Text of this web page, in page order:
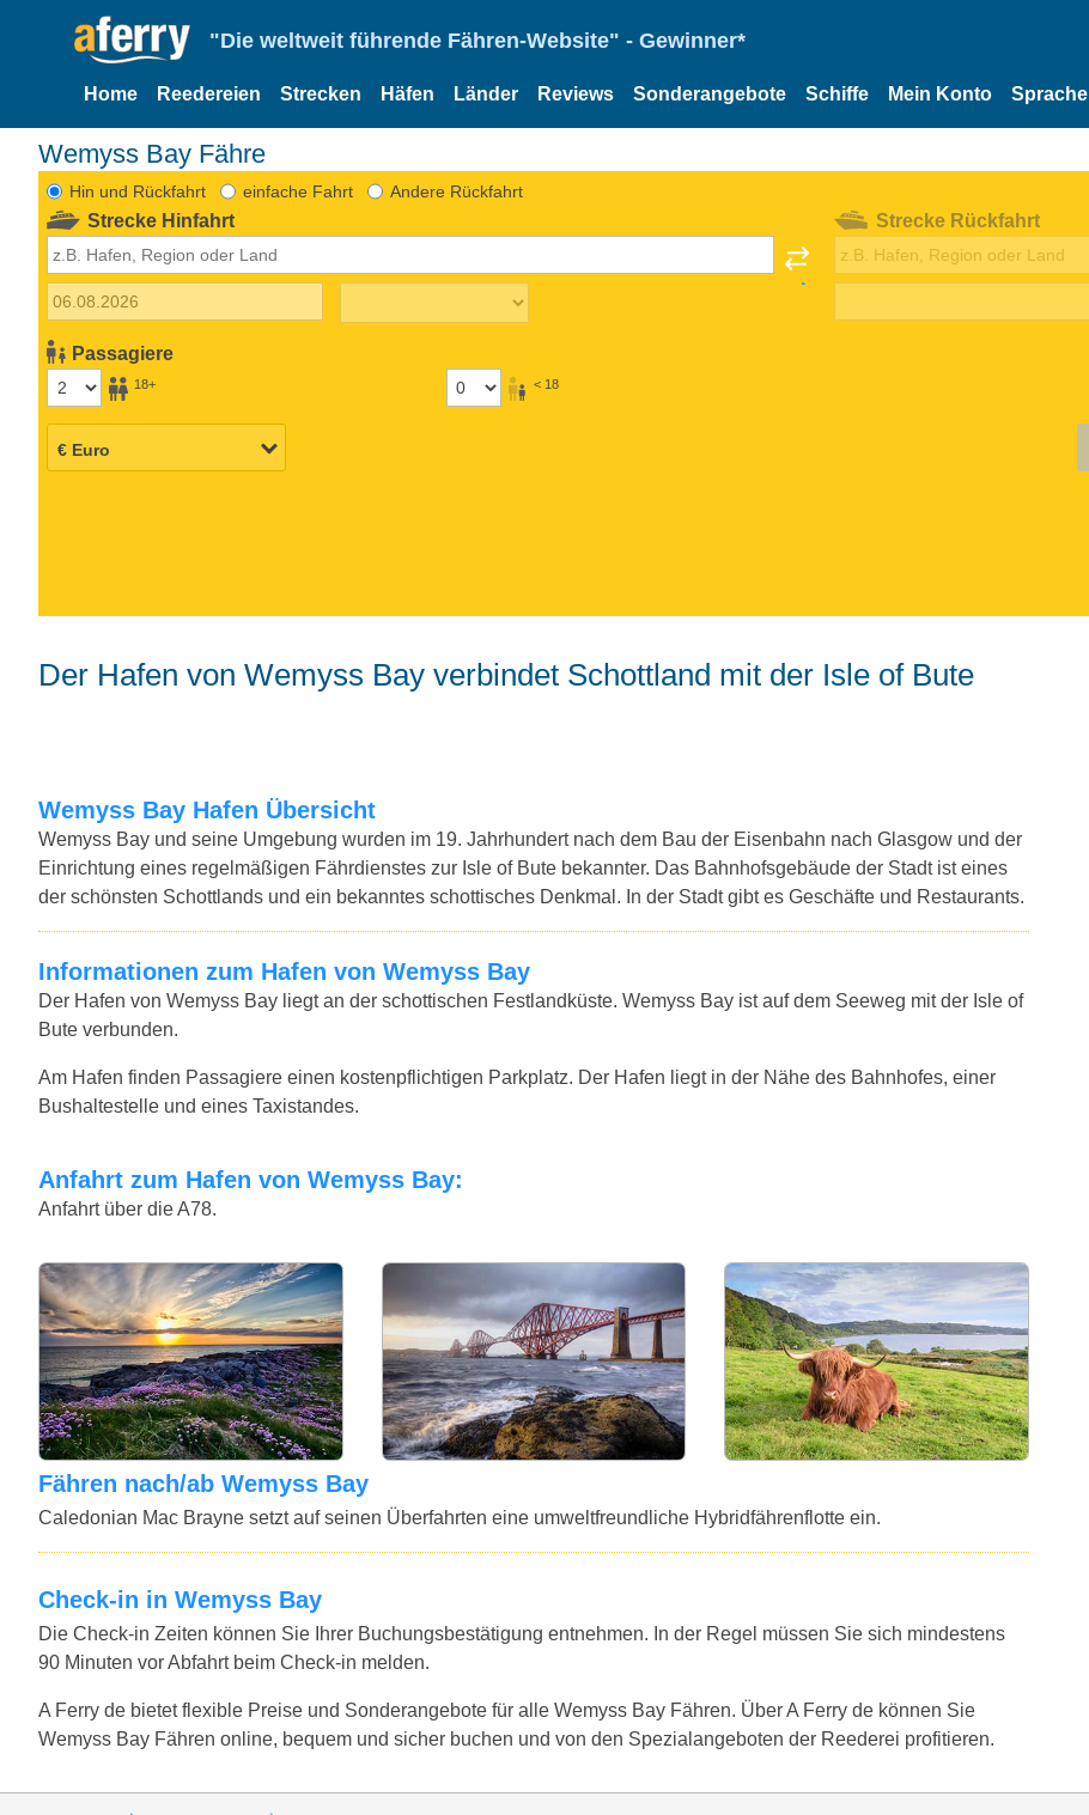
"Die weltweit führende Fähren-Website" - Gewinner*
Home Reedereien Strecken Häfen Länder Reviews Sonderangebote Schiffe Mein Konto Sprache
Wemyss Bay Fähre
Hin und Rückfahrt einfache Fahrt Andere Rückfahrt
Strecke Hinfahrt
Passagiere
18+ < 18
Strecke Rückfahrt
Der Hafen von Wemyss Bay verbindet Schottland mit der Isle of Bute
Wemyss Bay Hafen Übersicht
Wemyss Bay und seine Umgebung wurden im 19. Jahrhundert nach dem Bau der Eisenbahn nach Glasgow und der
Einrichtung eines regelmäßigen Fährdienstes zur Isle of Bute bekannter. Das Bahnhofsgebäude der Stadt ist eines
der schönsten Schottlands und ein bekanntes schottisches Denkmal. In der Stadt gibt es Geschäfte und Restaurants.
Informationen zum Hafen von Wemyss Bay
Der Hafen von Wemyss Bay liegt an der schottischen Festlandküste. Wemyss Bay ist auf dem Seeweg mit der Isle of
Bute verbunden.
Am Hafen finden Passagiere einen kostenpflichtigen Parkplatz. Der Hafen liegt in der Nähe des Bahnhofes, einer
Bushaltestelle und eines Taxistandes.
Anfahrt zum Hafen von Wemyss Bay:
Anfahrt über die A78.
Fähren nach/ab Wemyss Bay
Caledonian Mac Brayne setzt auf seinen Überfahrten eine umweltfreundliche Hybridfährenflotte ein.
Check-in in Wemyss Bay
Die Check-in Zeiten können Sie Ihrer Buchungsbestätigung entnehmen. In der Regel müssen Sie sich mindestens
90 Minuten vor Abfahrt beim Check-in melden.
A Ferry de bietet flexible Preise und Sonderangebote für alle Wemyss Bay Fähren. Über A Ferry de können Sie
Wemyss Bay Fähren online, bequem und sicher buchen und von den Spezialangeboten der Reederei profitieren.